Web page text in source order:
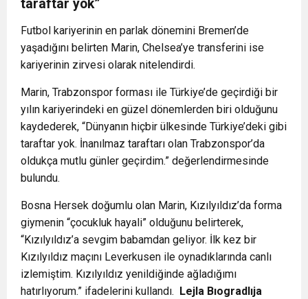
taraftar yok”
Futbol kariyerinin en parlak dönemini Bremen’de
yaşadığını belirten Marin, Chelsea’ye transferini ise
kariyerinin zirvesi olarak nitelendirdi.
Marin, Trabzonspor forması ile Türkiye’de geçirdiği bir
yılın kariyerindeki en güzel dönemlerden biri olduğunu
kaydederek, “Dünyanın hiçbir ülkesinde Türkiye’deki gibi
taraftar yok. İnanılmaz taraftarı olan Trabzonspor’da
oldukça mutlu günler geçirdim.” değerlendirmesinde
bulundu.
Bosna Hersek doğumlu olan Marin, Kızılyıldız’da forma
giymenin “çocukluk hayali” olduğunu belirterek,
“Kızılyıldız’a sevgim babamdan geliyor. İlk kez bir
Kızılyıldız maçını Leverkusen ile oynadıklarında canlı
izlemiştim. Kızılyıldız yenildiğinde ağladığımı
hatırlıyorum.” ifadelerini kullandı.
Lejla Bıogradlıja